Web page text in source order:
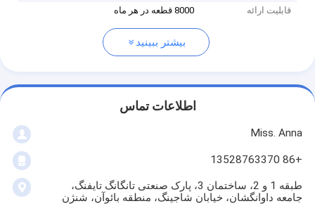
قابلیت ارائه
8000 قطعه در هر ماه
بیشتر ببینید
اطلاعات تماس
Miss. Anna
+86 13528763370
طبقه 1 و 2، ساختمان 3، پارک صنعتی تانگانگ تایفنگ،
جامعه داوانگشان، خیابان شاجینگ، منطقه بائوآن، شنژن